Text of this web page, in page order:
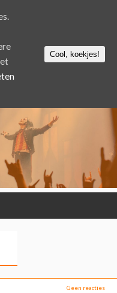
Geen reacties
Cool, koekjes!